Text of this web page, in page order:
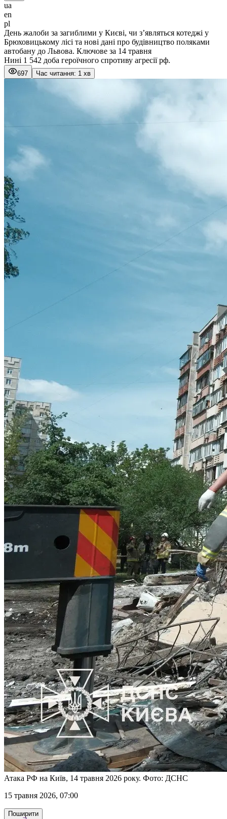
ua
en
pl
День жалоби за загиблими у Києві, чи з’являться котеджі у
Брюховицькому лісі та нові дані про будівництво поляками
автобану до Львова. Ключове за 14 травня
Нині 1 542 доба героїчного спротиву агресії рф.
697 Час читання: 1 хв
Атака РФ на Київ, 14 травня 2026 року. Фото: ДСНС
15 травня 2026, 07:00
Поширити